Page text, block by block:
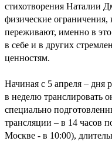
стихотворения Наталии
физические
переживают, именно в
в себе и в других
ценностям.
Начиная с 5 апреля –
в неделю транслировать
специально
трансляции – в 14 часов
Москве - в 10:00),